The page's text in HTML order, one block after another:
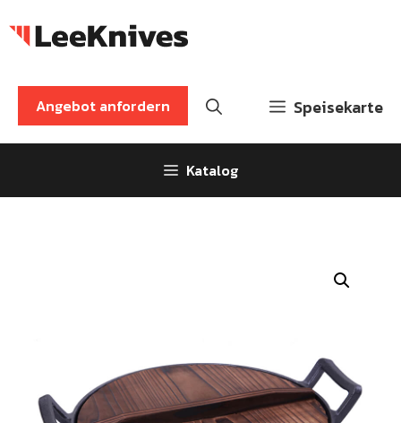
Inhalt
Speisekarte
Angebot anfordern
Katalog